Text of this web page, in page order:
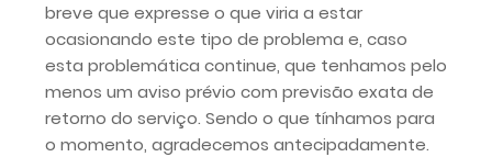
breve que expresse o que viria a estar
ocasionando este tipo de problema e, caso
esta problemática continue, que tenhamos pelo
menos um aviso prévio com previsão exata de
retorno do serviço. Sendo o que tínhamos para
o momento, agradecemos antecipadamente.